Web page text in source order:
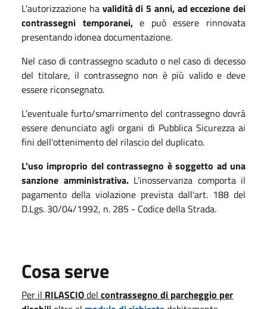
L'autorizzazione ha validità di 5 anni, ad eccezione dei
contrassegni temporanei,e può essere rinnovata
presentando idonea documentazione.
Nel caso di contrassegno scaduto o nel caso di decesso
del titolare, il contrassegno non è più valido e deve
essere riconsegnato.
L’eventuale furto/smarrimento del contrassegno dovrà
essere denunciato agli organi di Pubblica Sicurezza ai
fini dell'ottenimento del rilascio del duplicato.
L'uso improprio del contrassegno è soggetto ad una
sanzione amministrativa.L'inosservanza comporta il
pagamento della violazione prevista dall'art. 188 del
D.Lgs. 30/04/1992, n. 285 - Codice della Strada.
Cosa serve
Per il RILASCIOdel contrassegno di parcheggio per